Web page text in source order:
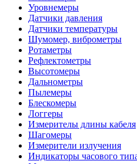
Уровнемеры
Датчики давления
Датчики температуры
Шумомер, виброметры
Ротаметры
Рефлектометры
Высотомеры
Дальнометры
Пылемеры
Блескомеры
Логгеры
Измерителы длины кабеля
Шагомеры
Измерители излучения
Индикаторы часового